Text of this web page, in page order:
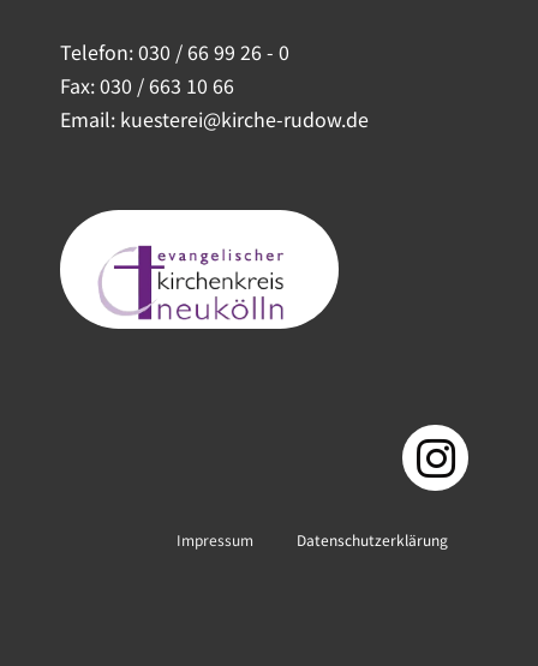
Telefon:030 / 66 99 26 - 0
Fax: 030 / 663 10 66
Email: kuesterei@kirche-rudow.de
Impressum Datenschutzerklärung